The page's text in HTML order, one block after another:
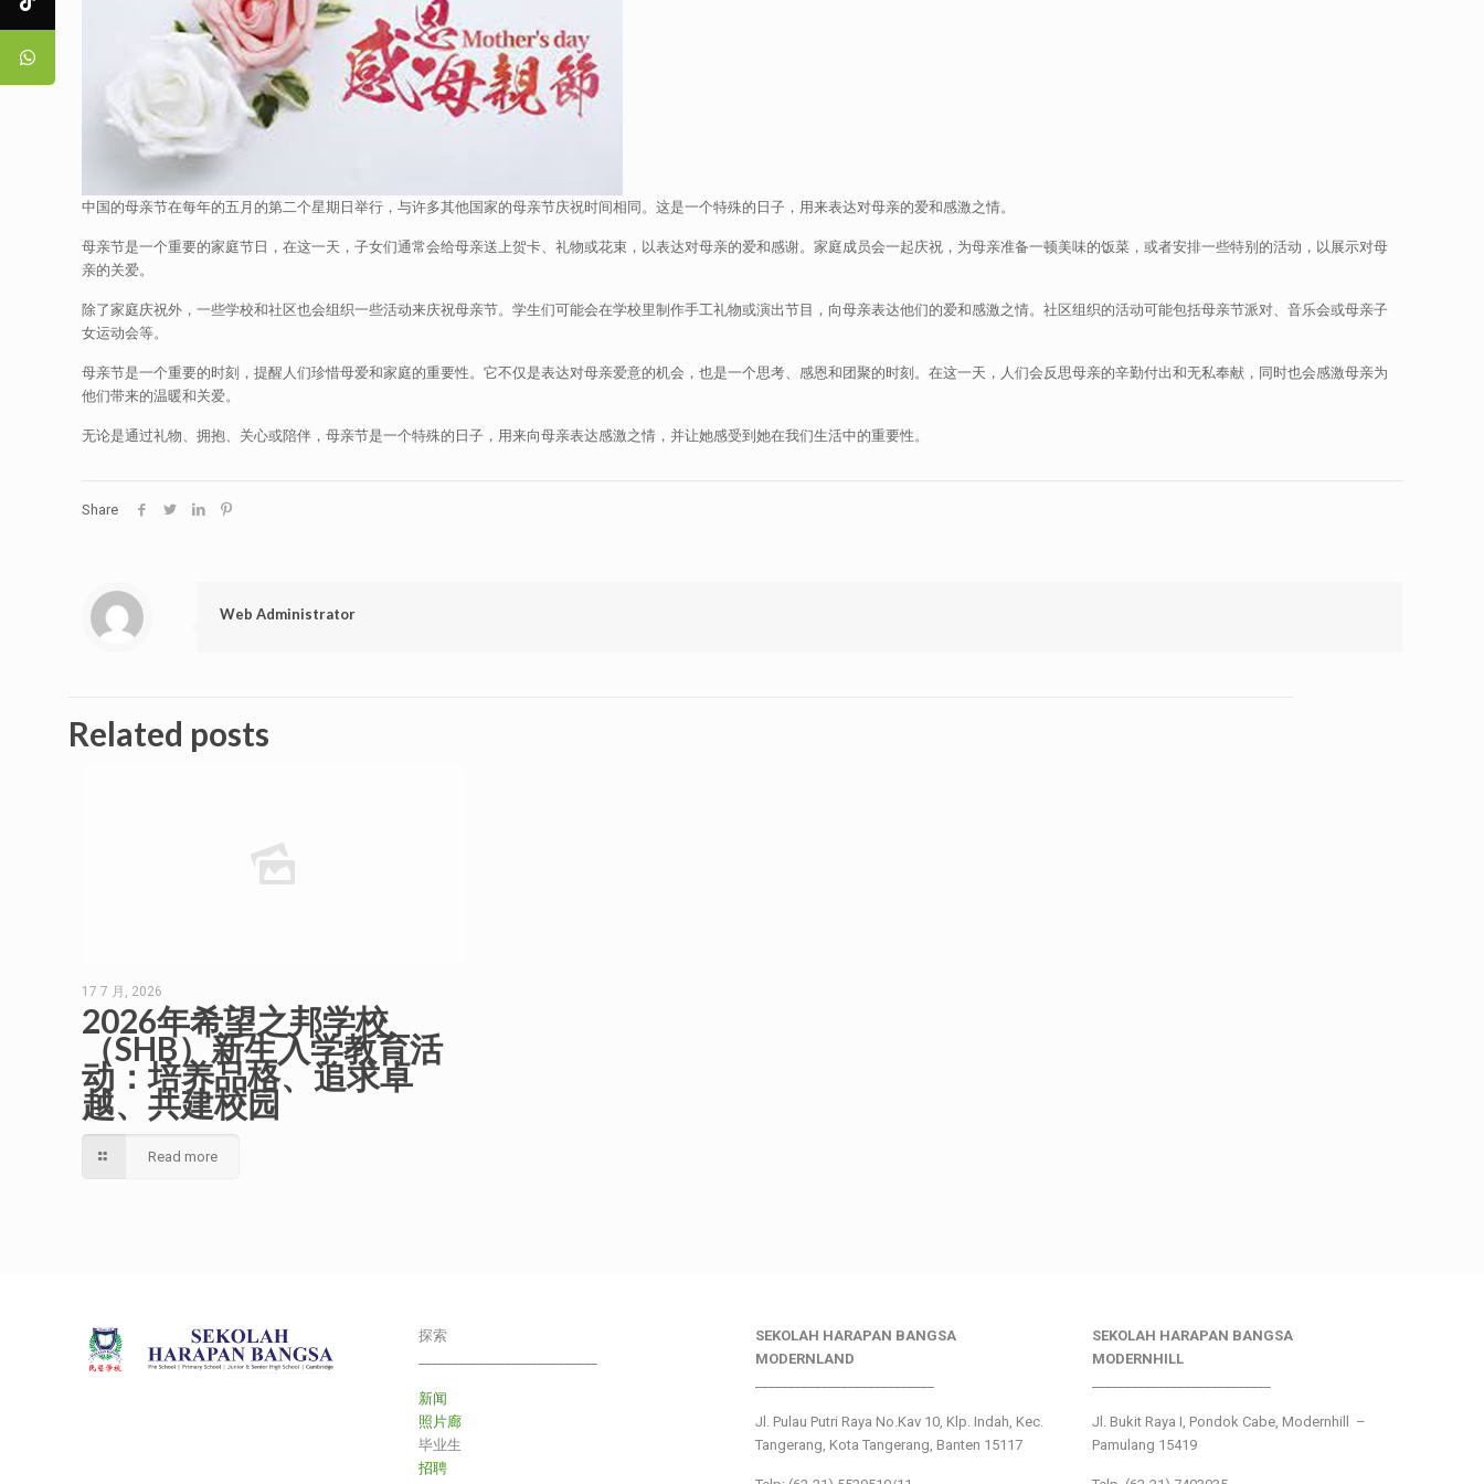
中国的母亲节在每年的五月的第二个星期日举行，与许多其他国家的母亲节庆祝时间相同。这是一个特殊的日子，用来表达对母亲的爱和感激之情。
母亲节是一个重要的家庭节日，在这一天，子女们通常会给母亲送上贺卡、礼物或花束，以表达对母亲的爱和感谢。家庭成员会一起庆祝，为母亲准备一顿美味的饭菜，或者安排一些特别的活动，以展示对母
亲的关爱。
除了家庭庆祝外，一些学校和社区也会组织一些活动来庆祝母亲节。学生们可能会在学校里制作手工礼物或演出节目，向母亲表达他们的爱和感激之情。社区组织的活动可能包括母亲节派对、音乐会或母亲子
女运动会等。
母亲节是一个重要的时刻，提醒人们珍惜母爱和家庭的重要性。它不仅是表达对母亲爱意的机会，也是一个思考、感恩和团聚的时刻。在这一天，人们会反思母亲的辛勤付出和无私奉献，同时也会感激母亲为
他们带来的温暖和关爱。
无论是通过礼物、拥抱、关心或陪伴，母亲节是一个特殊的日子，用来向母亲表达感激之情，并让她感受到她在我们生活中的重要性。
Share
Web Administrator
Related posts
17 7 月, 2026
2026年希望之邦学校
（SHB）新生入学教育活
动：培养品格、追求卓
越、共建校园
Read more
探索
新闻
照片廊
毕业生
招聘
SEKOLAH HARAPAN BANGSA
MODERNLAND
Jl. Pulau Putri Raya No.Kav 10, Klp. Indah, Kec.
Tangerang, Kota Tangerang, Banten 15117
SEKOLAH HARAPAN BANGSA
MODERNHILL
Jl. Bukit Raya I, Pondok Cabe, Modernhill –
Pamulang 15419